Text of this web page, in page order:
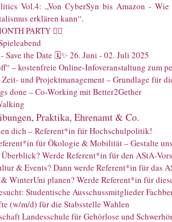
Vol.4: „Von CyberSyn bis Amazon -
erklären kann“.
PARTY 🏳️‍🌈
Save the Date 🗓️✨ 26. Juni - 02. Juli 2025
– kostenfreie Online-Infoveranstaltung zum
und Projektmanagement – Grundlage für
done – Co-Working mit Better2Gether
Praktika, Ehrenamt & Co.
dich – Referent*in für Hochschulpolitik!
für Ökologie & Mobilität – Gestalte
Überblick? Werde Referent*in für den AStA-
& Events? Dann werde Referent*in für das
WinterUni planen? Werde Referent*in für
Studentische Ausschussmitglieder
(w/m/d) für die Stabsstelle Wahlen
Landesschule für Gehörlose und